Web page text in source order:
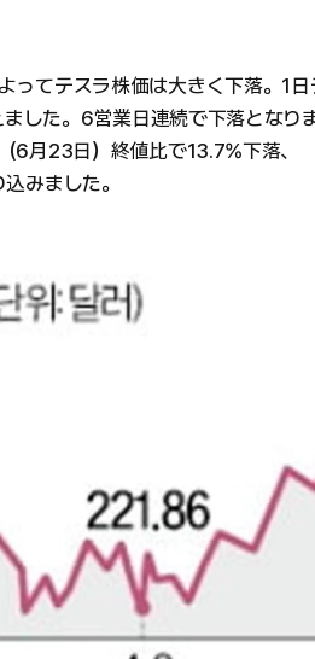
ってテスラ株価は大きく下落。1
した。6営業日連続で下落となり
6月23日）終値比で13.7%下落、
みました。